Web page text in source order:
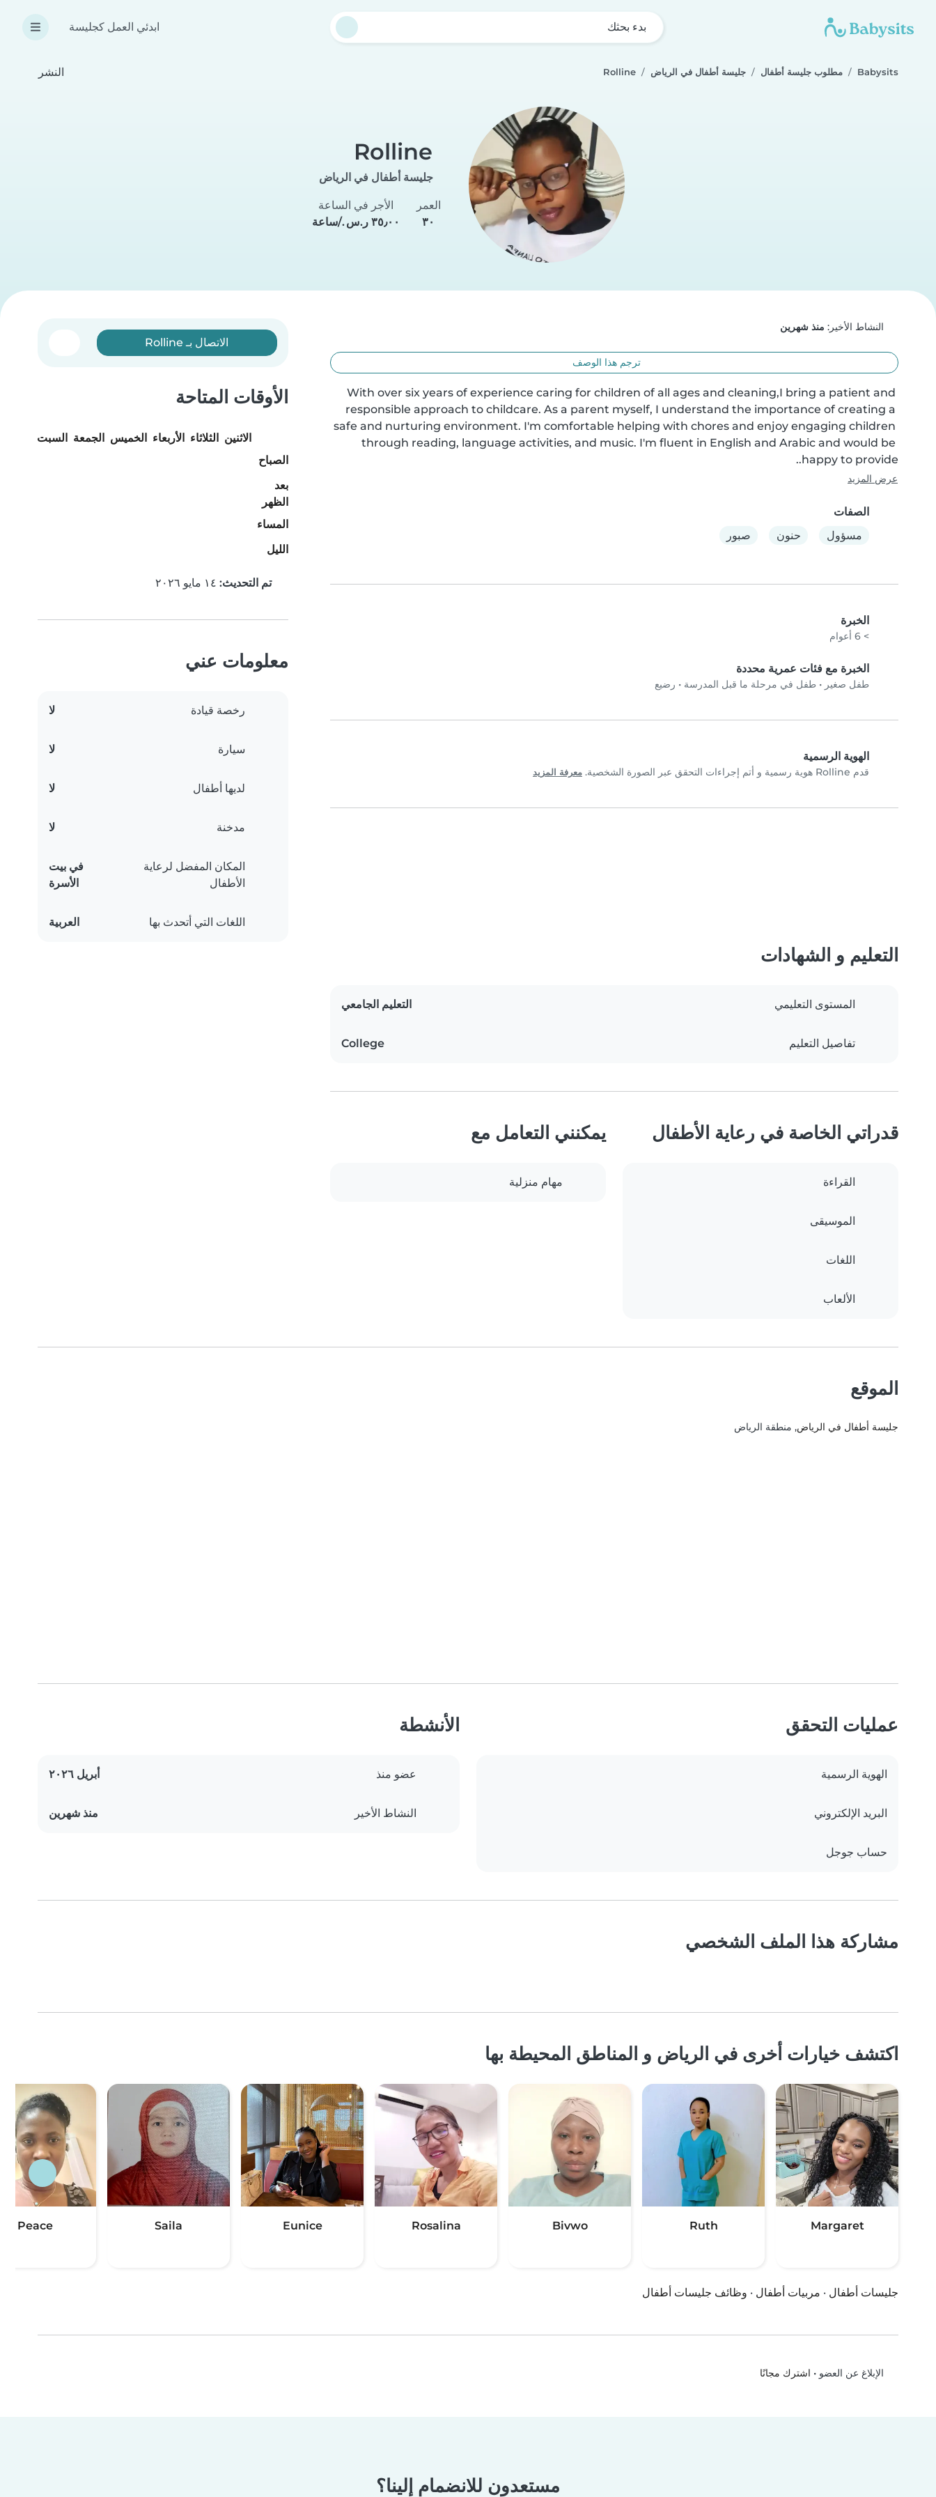
بدء بحثك ابدئي العمل كجليسة
Babysits مطلوب جليسة أطفال جليسة أطفال في الرياض Rolline النشر
Rolline
جليسة أطفال في الرياض
العمر
٣٠
الأجر في الساعة
النشاط الأخير: منذ شهرين
ترجم هذا الوصف
With over six years of experience caring for children of all ages and cleaning,I bring a patient and
responsible approach to childcare. As a parent myself, I understand the importance of creating a
safe and nurturing environment. I'm comfortable helping with chores and enjoy engaging children
through reading, language activities, and music. I'm fluent in English and Arabic and would be
happy to provide..
عرض المزيد
الصفات
مسؤول
حنون صبور
الخبرة
> 6 أعوام
الخبرة مع فئات عمرية محددة
طفل صغير • طفل في مرحلة ما قبل المدرسة • رضيع
الهوية الرسمية
قدم Rolline هوية رسمية و أتم إجراءات التحقق عبر الصورة الشخصية. معرفة المزيد
الاتصال بـ Rolline
الأوقات المتاحة
الاثنين الثلاثاء الأربعاء الخميس الجمعة السبت
الصباح
بعد
الظهر
المساء
الليل
تم التحديث:
معلومات عني
رخصة قيادة لا
سيارة لا
لديها أطفال لا
مدخنة لا
المكان المفضل لرعاية
الأطفال
في بيت
الأسرة
اللغات التي أتحدث بها العربية
التعليم و الشهادات
المستوى التعليمي التعليم الجامعي
تفاصيل التعليم College
قدراتي الخاصة في رعاية الأطفال
القراءة
الموسيقى
اللغات
الألعاب
يمكنني التعامل مع
مهام منزلية
الموقع
جليسة أطفال في الرياض, منطقة الرياض‎
عمليات التحقق
الهوية الرسمية
البريد الإلكتروني
حساب جوجل
الأنشطة
عضو منذ أبريل ٢٠٢٦
النشاط الأخير منذ شهرين
مشاركة هذا الملف الشخصي
اكتشف خيارات أخرى في الرياض و المناطق المحيطة بها
Margaret
Ruth
Bivwo
Rosalina
Eunice
Saila
Peace
جليسات أطفال · مربيات أطفال · وظائف جليسات أطفال
الإبلاغ عن العضو • اشترك مجانًا
مستعدون للانضمام إلينا؟